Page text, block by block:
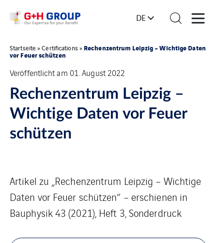
DE
Startseite »Certifications» Rechenzentrum Leipzig – Wichtige Daten
vor Feuer schützen
Veröffentlicht am 01. August 2022
Rechenzentrum Leipzig –
Wichtige Daten vor Feuer
schützen
Artikel zu „Rechenzentrum Leipzig – Wichtige
Daten vor Feuer schützen“ – erschienen in
Bauphysik 43 (2021), Heft 3, Sonderdruck